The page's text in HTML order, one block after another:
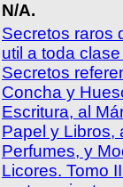
N/A.
Secretos raros
util a toda
Secretos
Concha y
Escritura, al
Papel y Libros,
Perfumes, y
Licores. Tomo